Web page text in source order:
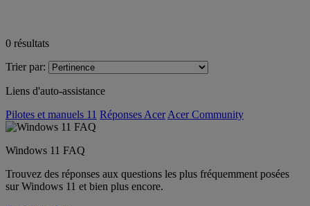
0 résultats
Trier par:
Liens d'auto-assistance
Pilotes et manuels 11 Réponses Acer Acer Community
Windows 11 FAQ
Trouvez des réponses aux questions les plus fréquemment posées
sur Windows 11 et bien plus encore.